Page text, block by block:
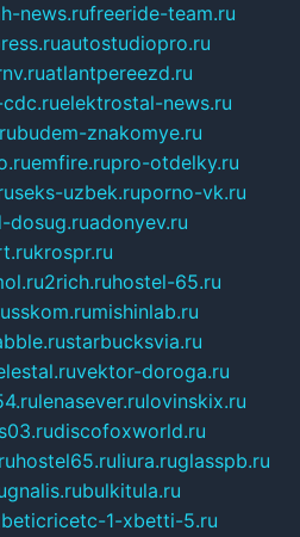
news.rufreeride-team.ru
autostudiopro.ru
atlantpereezd.ru
elektrostal-news.ru
budem-znakomye.ru
emfire.rupro-otdelky.ru
seks-uzbek.ruporno-vk.ru
dosug.ruadonyev.ru
krospr.ru
2rich.ruhostel-65.ru
mishinlab.ru
starbucksvia.ru
vektor-doroga.ru
lenasever.rulovinskix.ru
discofoxworld.ru
hostel65.ruliura.ruglasspb.ru
gnalis.rubulkitula.ru
1-xbetti-5.ru